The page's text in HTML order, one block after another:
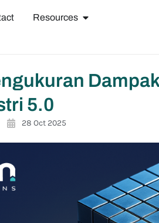
Resources
5.0
28 Oct 2025